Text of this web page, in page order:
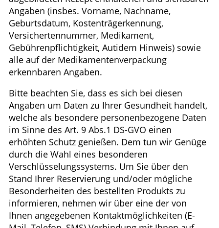
Angaben (insbes. Vorname, Nachname,
Geburtsdatum, Kostenträgerkennung,
Versichertennummer, Medikament,
Gebührenpflichtigkeit, Autidem Hinweis) sowie
alle auf der Medikamentenverpackung
erkennbaren Angaben.
Bitte beachten Sie, dass es sich bei diesen
Angaben um Daten zu Ihrer Gesundheit handelt,
welche als besondere personenbezogene Daten
im Sinne des Art. 9 Abs.1 DS-GVO einen
erhöhten Schutz genießen. Dem tun wir Genüge
durch die Wahl eines besonderen
Verschlüsselungssystems. Um Sie über den
Stand Ihrer Reservierung und/oder mögliche
Besonderheiten des bestellten Produkts zu
informieren, nehmen wir über eine der von
Ihnen angegebenen Kontaktmöglichkeiten (E-